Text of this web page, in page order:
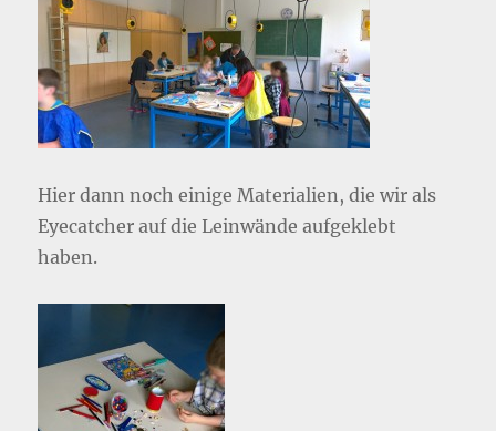
Hier dann noch einige Materialien, die wir als
Eyecatcher auf die Leinwände aufgeklebt
haben.